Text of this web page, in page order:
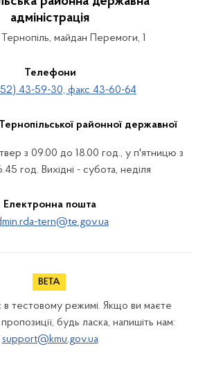
адміністрація
майдан Перемоги, 1
Телефони
43-59-30, факс 43-60-64
районної державної
з 09.00 до 18.00 год., у п'ятницю з
год. Вихідні - субота, неділя
Електронна пошта
tern@te.gov.ua
в тестовому режимі. Якщо ви маєте
будь ласка, напишіть нам:
support@kmu.gov.ua